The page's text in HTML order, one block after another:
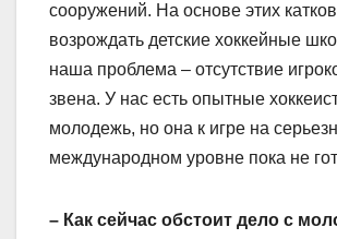
сооружений. На основе этих
возрождать детские хоккейные
наша проблема – отсутствие
звена. У нас есть опытные
молодежь, но она к игре на
международном уровне пока не
– Как сейчас обстоит дело с